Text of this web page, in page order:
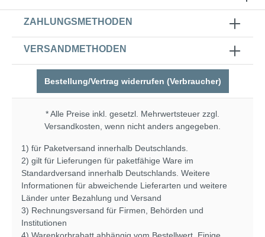
ZAHLUNGSMETHODEN
VERSANDMETHODEN
Bestellung/Vertrag widerrufen (Verbraucher)
* Alle Preise inkl. gesetzl. Mehrwertsteuer zzgl.
Versandkosten , wenn nicht anders angegeben.
1) für Paketversand innerhalb Deutschlands.
2) gilt für Lieferungen für paketfähige Ware im
Standardversand innerhalb Deutschlands. Weitere
Informationen für abweichende Lieferarten und weitere
Länder unter Bezahlung und Versand
3) Rechnungsversand für Firmen, Behörden und
Institutionen